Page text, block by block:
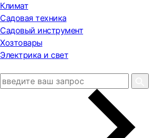
Климат
Садовая техника
Садовый инструмент
Хозтовары
Электрика и свет